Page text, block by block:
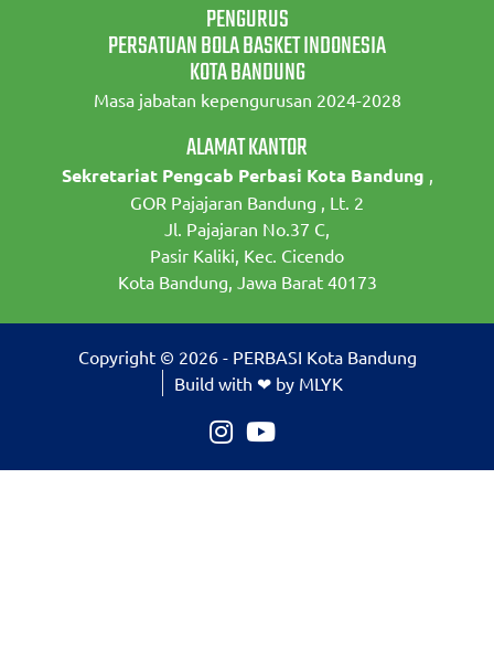
PENGURUS
PERSATUAN BOLA BASKET INDONESIA
KOTA BANDUNG
Masa jabatan kepengurusan 2024-2028
ALAMAT KANTOR
Sekretariat Pengcab Perbasi Kota Bandung ,
GOR Pajajaran Bandung , Lt. 2
Jl. Pajajaran No.37 C,
Pasir Kaliki, Kec. Cicendo
Kota Bandung, Jawa Barat 40173
Copyright © 2026 - PERBASI Kota Bandung
Build with ❤ by MLYK